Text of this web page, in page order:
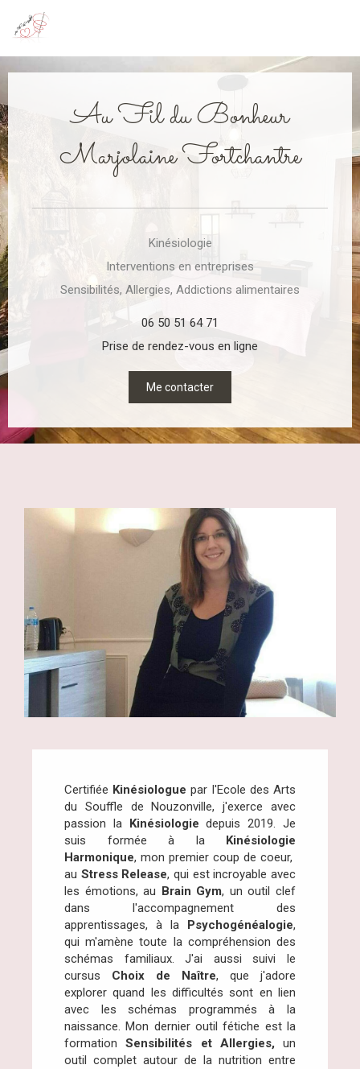
Au Fil du Bonheur
Marjolaine Fortchantre
Kinésiologie
Interventions en entreprises
Sensibilités, Allergies, Addictions alimentaires
06 50 51 64 71
Prise de rendez-vous en ligne
Me contacter
Certifiée Kinésiologue par l'Ecole des Arts
du Souffle de Nouzonville, j'exerce avec
passion la Kinésiologiedepuis 2019. Je
suis formée à la Kinésiologie
Harmonique, mon premier coup de coeur,
au Stress Release, qui est incroyable avec
les émotions, au Brain Gym, un outil clef
dans l'accompagnement des
apprentissages, à la Psychogénéalogie,
qui m'amène toute la compréhension des
schémas familiaux. J'ai aussi suivi le
cursus Choix de Naître, que j'adore
explorer quand les difficultés sont en lien
avec les schémas programmés à la
naissance. Mon dernier outil fétiche est la
formationSensibilités et Allergies, un
outil complet autour de la nutrition entre